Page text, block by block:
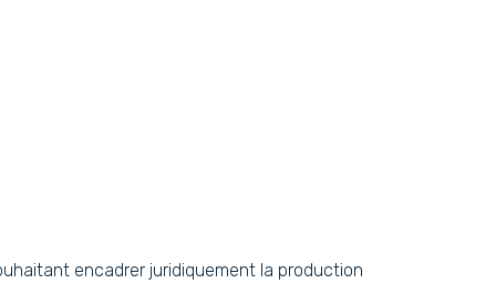
encadrer juridiquement la production